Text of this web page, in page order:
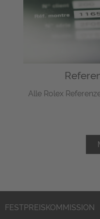
Alle Rolex
FESTPREISKOMMISSION